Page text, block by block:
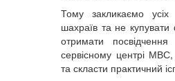
Тому закликаємо
шахраїв та не
отримати
сервісному центрі МВС,
та скласти практичний